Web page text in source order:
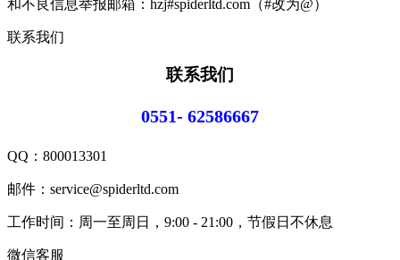
和不良信息举报邮箱：hzj#spiderltd.com（#改为@）
联系我们
联系我们
0551- 62586667
QQ： 800013301
邮件：service@spiderltd.com
工作时间：周一至周日，9:00 - 21:00，节假日不休息
微信客服